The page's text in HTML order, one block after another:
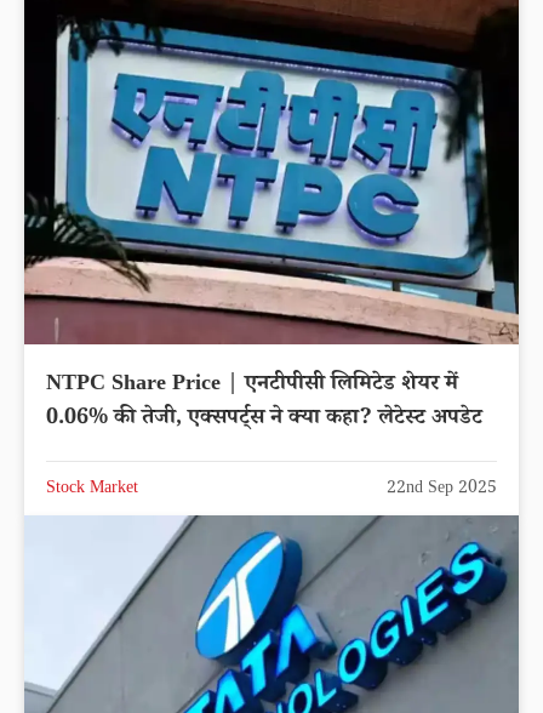
NTPC Share Price | एनटीपीसी लिमिटेड शेयर में
0.06% की तेजी, एक्सपर्ट्स ने क्या कहा? लेटेस्ट अपडेट
Stock Market 22nd Sep 2025